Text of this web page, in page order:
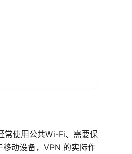
常使用公共Wi-Fi、需要保
动设备，VPN 的实际作